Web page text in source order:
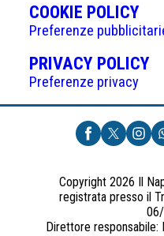
COOKIE POLICY
IN
UNA
Preferenze
PRIVACY POLICY
Preferenze privacy
Copyright 2026 Il
registrata presso il
Direttore responsabile: